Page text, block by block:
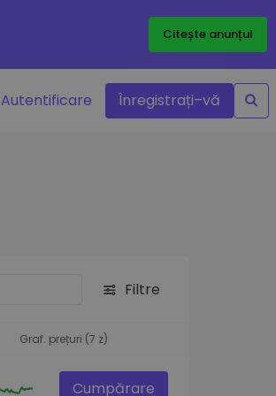
Citește anunțul
Autentificare Înregistrați–vă
Filtre
Graf. prețuri (7 z)
Cumpărare